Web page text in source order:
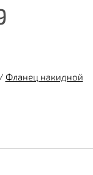
/ Фланец накидной